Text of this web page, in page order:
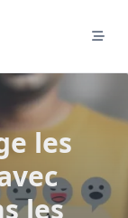
les
les